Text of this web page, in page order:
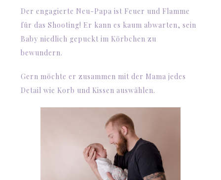
Der engagierte Neu-Papa ist Feuer und Flamme
für das Shooting! Er kann es kaum abwarten, sein
Baby niedlich gepuckt im Körbchen zu
bewundern.
Gern möchte er zusammen mit der Mama jedes
Detail wie Korb und Kissen auswählen.